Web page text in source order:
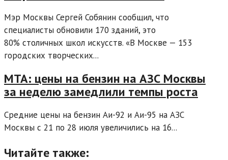
Мэр Москвы Сергей Собянин сообщил, что
специалисты обновили 170 зданий, это
80% столичных школ искусств. «В Москве — 153
городских творческих...
МТА: цены на бензин на АЗС Москвы
за неделю замедлили темпы роста
Средние цены на бензин Аи-92 и Аи-95 на АЗС
Москвы с 21 по 28 июля увеличились на 16...
Читайте также: